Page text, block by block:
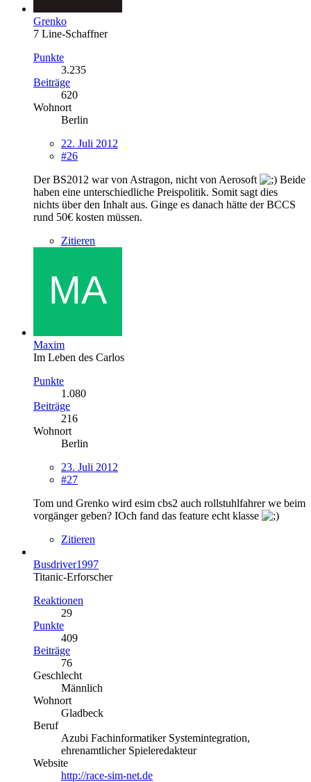
Grenko
7 Line-Schaffner
Punkte
3.235
Beiträge
620
Wohnort
Berlin
22. Juli 2012
#26
Der BS2012 war von Astragon, nicht von Aerosoft
Beide
haben eine unterschiedliche Preispolitik. Somit sagt dies
nichts über den Inhalt aus. Ginge es danach hätte der BCCS
rund 50€ kosten müssen.
Zitieren
Maxim
Im Leben des Carlos
Punkte
1.080
Beiträge
216
Wohnort
Berlin
23. Juli 2012
#27
Tom und Grenko wird esim cbs2 auch rollstuhlfahrer we beim
vorgänger geben? IOch fand das feature echt klasse
Zitieren
Busdriver1997
Titanic-Erforscher
Reaktionen
29
Punkte
409
Beiträge
76
Geschlecht
Männlich
Wohnort
Gladbeck
Beruf
Azubi Fachinformatiker Systemintegration,
ehrenamtlicher Spieleredakteur
Website
http://race-sim-net.de